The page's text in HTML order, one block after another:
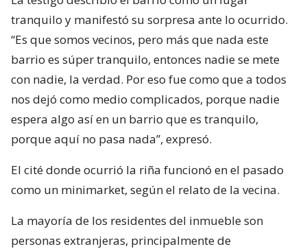
tranquilo y manifestó su sorpresa ante lo ocurrido.
“Es que somos vecinos, pero más que nada este
barrio es súper tranquilo, entonces nadie se mete
con nadie, la verdad. Por eso fue como que a todos
nos dejó como medio complicados, porque nadie
espera algo así en un barrio que es tranquilo,
porque aquí no pasa nada”, expresó.
El cité donde ocurrió la riña funcionó en el pasado
como un minimarket, según el relato de la vecina.
La mayoría de los residentes del inmueble son
personas extranjeras, principalmente de